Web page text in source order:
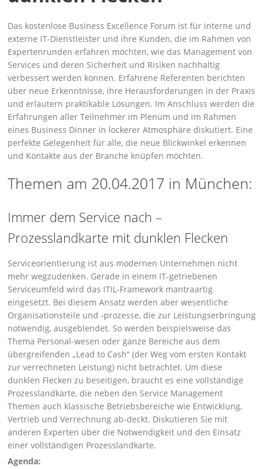
Das kostenlose Business Excellence Forum ist für interne und
externe IT-Dienstleister und ihre Kunden, die im Rahmen von
Expertenrunden erfahren möchten, wie das Management von
Services und deren Sicherheit und Risiken nachhaltig
verbessert werden können. Erfahrene Referenten berichten
über neue Erkenntnisse, ihre Herausforderungen in der Praxis
und er­läutern praktikable Lösungen. Im Anschluss werden die
Erfahrungen aller Teilnehmer im Ple­num und im Rahmen
eines Business Dinner in lockerer Atmosphäre diskutiert. Eine
perfekte Gelegenheit für alle, die neue Blickwinkel erkennen
und Kontakte aus der Branche knüpfen möchten.
Themen am 20.04.2017 in München:
Immer dem Service nach –
Prozesslandkarte mit dunklen Flecken
Serviceorientierung ist aus modernen Unternehmen nicht
mehr wegzudenken. Gerade in einem IT-getriebenen
Serviceumfeld wird das ITIL-Framework mantraartig
eingesetzt. Bei diesem Ansatz werden aber wesentliche
Organisationsteile und -prozesse, die zur Leistungserbringung
notwendig, ausgeblendet. So werden beispielsweise das
Thema Personal-wesen oder ganze Bereiche aus dem
übergreifenden „Lead to Cash“ (der Weg vom ersten Kontakt
zur verrechneten Leistung) nicht betrachtet. Um diese
dunklen Flecken zu beseitigen, braucht es eine vollständige
Prozesslandkarte, die neben den Service Management
Themen auch klassische Betriebsbereiche wie Entwicklung,
Vertrieb und Verrechnung ab-deckt. Diskutieren Sie mit
anderen Experten über die Notwendigkeit und den Einsatz
einer vollständigen Prozesslandkarte.
Agenda: